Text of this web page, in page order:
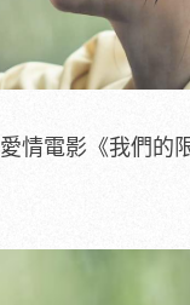
情電影《我們的